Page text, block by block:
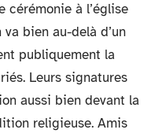
cérémonie à l’église
va bien au-delà d’un
publiquement la
Leurs signatures
aussi bien devant la
religieuse. Amis